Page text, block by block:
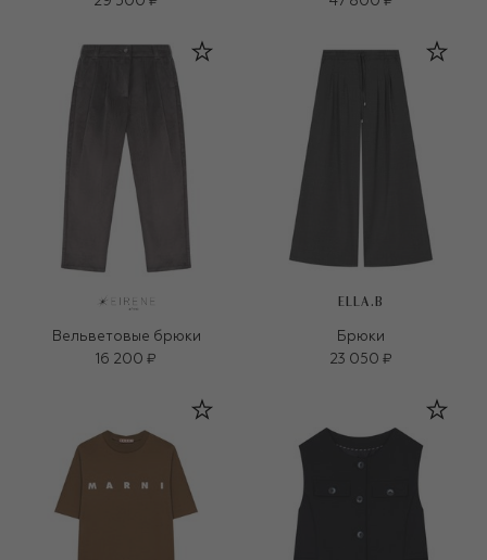
Вельветовые брюки
16 200 ₽
ELLA.B
Брюки
23 050 ₽